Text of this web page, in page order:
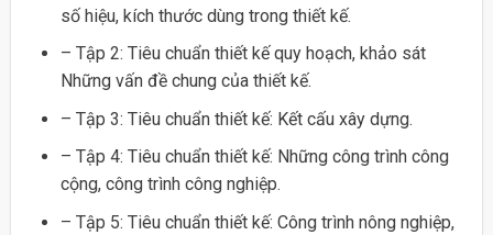
số hiệu, kích thước dùng trong thiết kế.
– Tập 2: Tiêu chuẩn thiết kế quy hoạch, khảo sát
Những vấn đề chung của thiết kế.
– Tập 3: Tiêu chuẩn thiết kế: Kết cấu xây dựng.
– Tập 4: Tiêu chuẩn thiết kế: Những công trình công
cộng, công trình công nghiệp.
– Tập 5: Tiêu chuẩn thiết kế: Công trình nông nghiệp,